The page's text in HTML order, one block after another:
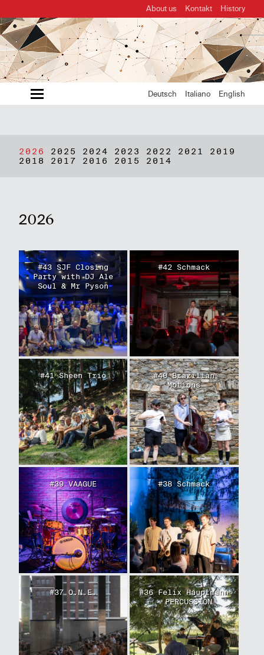
About us Kontakt History
Deutsch Italiano English
2026 2025 2024 2023 2022 2021
2019
2018
2017 2016 2015 2014
2026
#43 SJF Closing
Party with DJ Ale
Soul & Mr Pyson
#42 Schmack
#41 Sheen Trio
#40 Brazilian
Motions
#39 VAAGUE #38 Schmack
#37 O.N.E.
#36 Felix Hauptmann
- PERCUSSION